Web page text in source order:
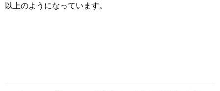
以上のようになっています。